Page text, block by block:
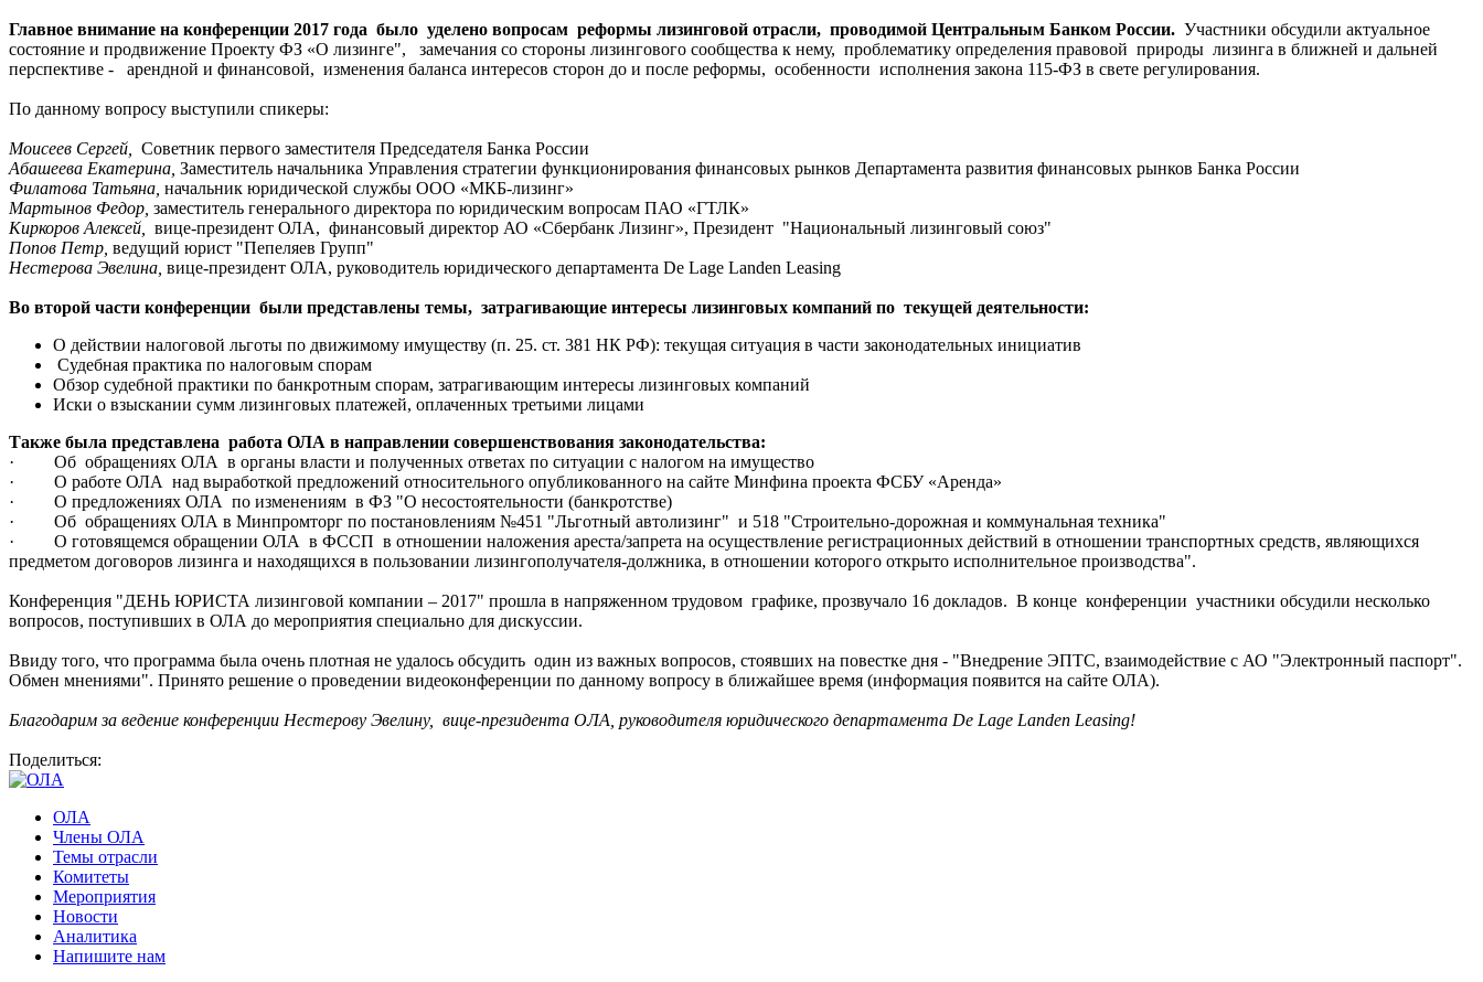
Главное внимание на конференции 2017 года было уделено вопросам реформы лизинговой отрасли, проводимой Центральным Банком России. Участники обсудили актуальное
состояние и продвижение Проекту ФЗ «О лизинге", замечания со стороны лизингового сообщества к нему, проблематику определения правовой природы лизинга в ближней и дальней
перспективе - арендной и финансовой, изменения баланса интересов сторон до и после реформы, особенности исполнения закона 115-ФЗ в свете регулирования.
По данному вопросу выступили спикеры:
Моисеев Сергей,
Советник первого заместителя Председателя Банка России
Абашеева Екатерина, Заместитель начальника Управления стратегии функционирования финансовых рынков Департамента развития финансовых рынков Банка России
Филатова Татьяна, начальник юридической службы ООО «МКБ-лизинг»
Мартынов Федор, заместитель генерального директора по юридическим вопросам ПАО «ГТЛК»
Киркоров Алексей,
вице-президент ОЛА, финансовый директор АО «Сбербанк Лизинг», Президент "Национальный лизинговый союз"
Попов Петр, ведущий юрист "Пепеляев Групп"
Нестерова Эвелина, вице-президент ОЛА, руководитель юридического департамента De Lage Landen Leasing
Во второй части конференции были представлены темы, затрагивающие интересы лизинговых компаний по текущей деятельности:
О действии налоговой льготы по движимому имуществу (п. 25. ст. 381 НК РФ): текущая ситуация в части законодательных инициатив
Судебная практика по налоговым спорам
Обзор судебной практики по банкротным спорам, затрагивающим интересы лизинговых компаний
Иски о взыскании сумм лизинговых платежей, оплаченных третьими лицами
Также была представлена работа ОЛА в направлении совершенствования законодательства:
· Об обращениях ОЛА в органы власти и полученных ответах по ситуации с налогом на имущество
· О работе ОЛА над выработкой предложений относительного опубликованного на сайте Минфина проекта ФСБУ «Аренда»
· О предложениях ОЛА по изменениям в ФЗ "О несостоятельности (банкротстве)
· Об обращениях ОЛА в Минпромторг по постановлениям №451 "Льготный автолизинг" и 518 "Строительно-дорожная и коммунальная техника"
· О готовящемся обращении ОЛА в ФССП в отношении наложения ареста/запрета на осуществление регистрационных действий в отношении транспортных средств, являющихся
предметом договоров лизинга и находящихся в пользовании лизингополучателя-должника, в отношении которого открыто исполнительное производства".
Конференция "ДЕНЬ ЮРИСТА лизинговой компании – 2017" прошла в напряженном трудовом графике, прозвучало 16 докладов. В конце конференции участники обсудили несколько
вопросов, поступивших в ОЛА до мероприятия специально для дискуссии.
Ввиду того, что программа была очень плотная не удалось обсудить один из важных вопросов, стоявших на повестке дня - "Внедрение ЭПТС, взаимодействие с АО "Электронный паспорт".
Обмен мнениями". Принято решение о проведении видеоконференции по данному вопросу в ближайшее время (информация появится на сайте ОЛА).
Благодарим за ведение конференции Нестерову Эвелину, вице-президента ОЛА, руководителя юридического департамента De Lage Landen Leasing!
Поделиться:
ОЛА
Члены ОЛА
Темы отрасли
Комитеты
Мероприятия
Новости
Аналитика
Напишите нам